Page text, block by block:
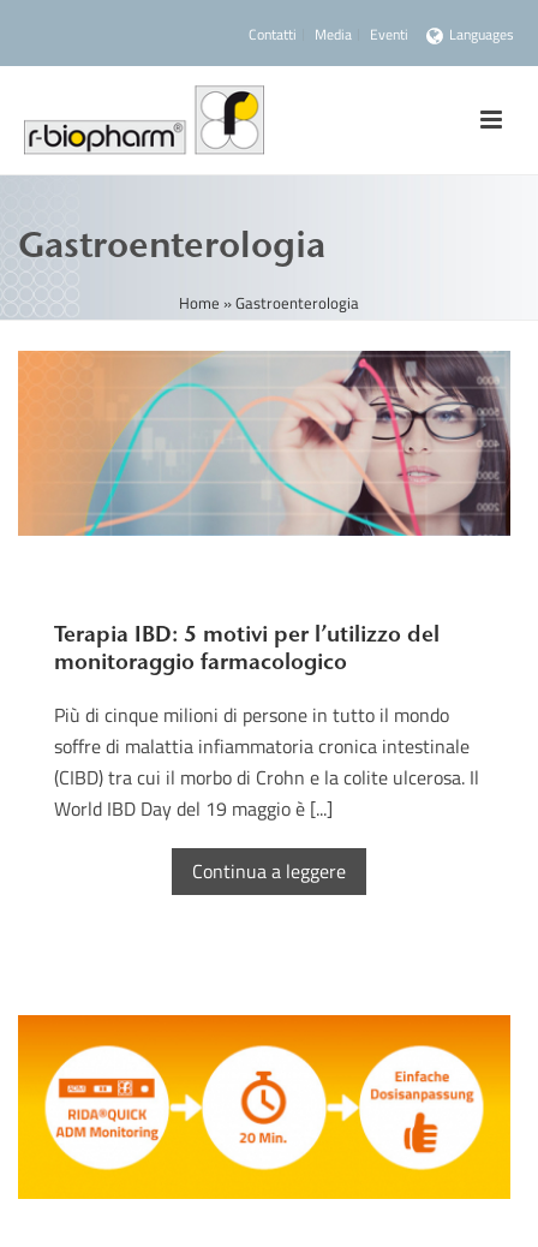
Contatti Media Eventi Languages
Gastroenterologia
Home »Gastroenterologia
Terapia IBD: 5 motivi per l’utilizzo del
monitoraggio farmacologico
Più di cinque milioni di persone in tutto il mondo
soffre di malattia infiammatoria cronica intestinale
(CIBD) tra cui il morbo di Crohn e la colite ulcerosa. Il
World IBD Day del 19 maggio è [...]
Continua a leggere